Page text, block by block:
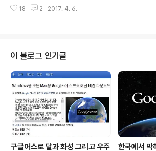
신뢰라고 하는 보이지 않는 전제가 되었을 것이고, 그렇게
리 오래되지 않았습니다. 제 기억이 맞다면 마이클 무어 감
애와 권선징악을 소재로 하는 형식만이 영화라고 하는 규
격 안에 들어간다고 어렴풋하게 인식했다고나 할까요? 특
이하게 저만이 그랬을런지는 모르나 다큐멘터리는 그저 T
V에서나 볼 수 있는 교양 수준의 볼거리쯤 된다고... 과거
(아날로그 시절) 일반인들이 얻는 정보 대다수는 비대칭에
의한 것이라고 할 수 있습니다. 그것..
18 2 2017. 4. 6.
이 블로그 인기글
구글어스로 달과 화성 그리고 우주
한국에서 막